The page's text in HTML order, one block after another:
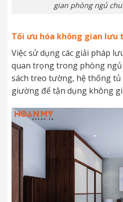
gian phòng ngủ
Tối ưu hóa không gian lưu
Việc sử dụng các giải pháp
quan trọng trong phòng ngủ
sách treo tường, hệ thống tủ
giường để tận dụng không